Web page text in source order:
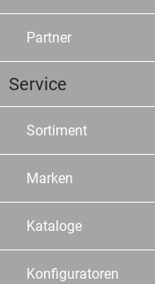
Partner
Service
Sortiment
Marken
Kataloge
Konfiguratoren